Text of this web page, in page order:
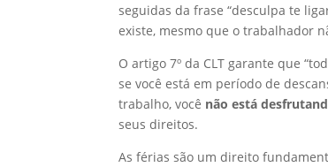
seguidas da frase “desculpa te
existe, mesmo que o trabalhador
O artigo 7º da CLT garante que
se você está em período de
trabalho, você não está
seus direitos.
As férias são um direito